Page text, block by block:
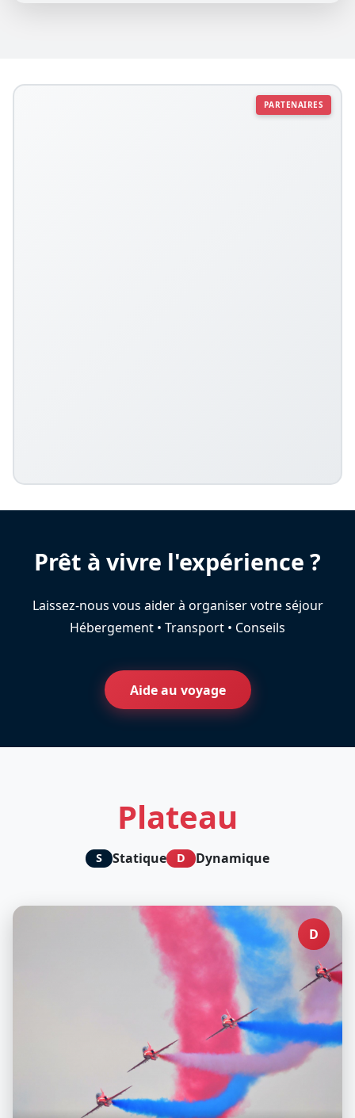
PARTENAIRES
Prêt à vivre l'expérience ?
Laissez-nous vous aider à organiser votre séjour
Hébergement • Transport • Conseils
Aide au voyage
Plateau
S Statique D Dynamique
D